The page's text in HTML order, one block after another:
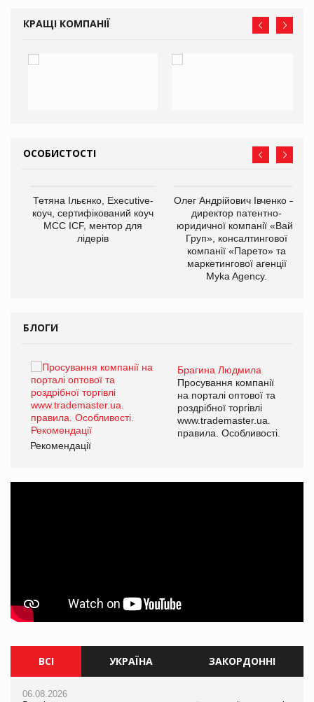
КРАЩІ КОМПАНІЇ
ОСОБИСТОСТІ
Тетяна Ільєнко, Executive-
коуч, сертифікований коуч
МСС ICF, ментор для
лідерів
Олег Андрійович Івченко —
директор патентно-
юридичної компанії «Вайз
Груп», консалтингової
компанії «Парето» та
маркетингової агенції
Myka Agency.
БЛОГИ
Брагина Людмила
Просування компанії
на порталі оптової та
роздрібної торгівлі
www.trademaster.ua.
правила. Особливості.
Рекомендації
ВСІ УКРАЇНА ЗАКОРДОННІ
06.08.2026
06.08.2026
06.08.2026